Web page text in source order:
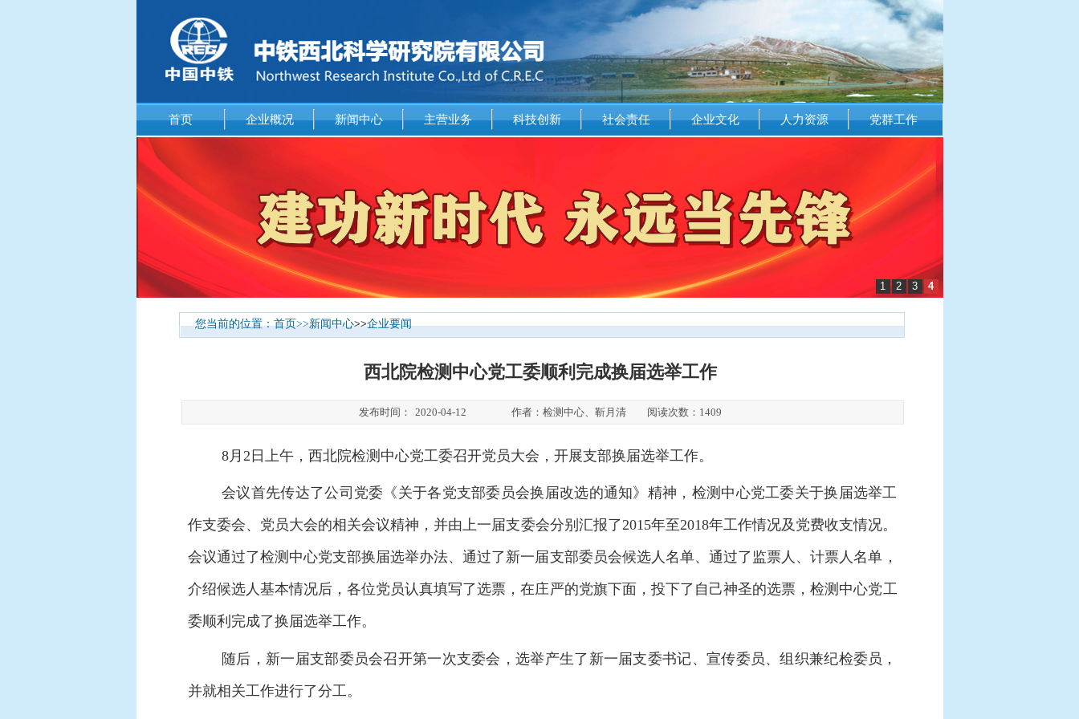
首页 企业概况 新闻中心 主营业务 科技创新 社会责任 企业文化 人力资源 党群工作
1 2 3 4
您当前的位置：首页>>新闻中心>>企业要闻
西北院检测中心党工委顺利完成换届选举工作
发布时间： 2020-04-12 作者： 检测中心、靳月清 阅读次数： 1409
8 月2日上午，西北院检测中心党工委召开党员大会，开展支部换届选举工作。
会议首先传达了公司党委《关于各党支部委员会换届改选的通知》精神，检测中心党工委关于换届选举工
作支委会、党员大会的相关会议精神，并由上一届支委会分别汇报了2015年至2018年工作情况及党费收支情况。
会议通过了检测中心党支部换届选举办法、通过了新一届支部委员会候选人名单、通过了监票人、计票人名单，
介绍候选人基本情况后，各位党员认真填写了选票，在庄严的党旗下面，投下了自己神圣的选票，检测中心党工
委顺利完成了换届选举工作。
随后，新一届支部委员会召开第一次支委会，选举产生了新一届支委书记、宣传委员、组织兼纪检委员，
并就相关工作进行了分工。